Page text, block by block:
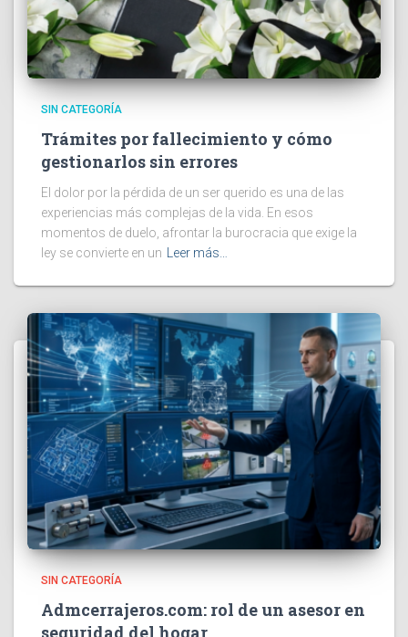
SIN CATEGORÍA
Trámites por fallecimiento y cómo
gestionarlos sin errores
El dolor por la pérdida de un ser querido es una de las
experiencias más complejas de la vida. En esos
momentos de duelo, afrontar la burocracia que exige la
ley se convierte en un Leer más…
SIN CATEGORÍA
Admcerrajeros.com: rol de un asesor en
seguridad del hogar